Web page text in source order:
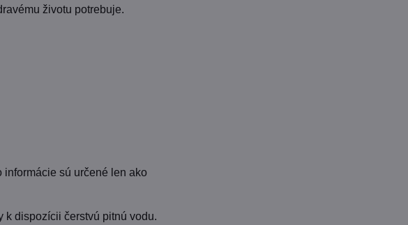
životu potrebuje.
informácie sú určené len ako
k dispozícii čerstvú pitnú vodu.